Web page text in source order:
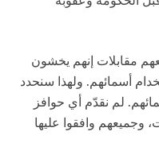
مقابلات إنهم يخشون
أسمائهم. ولهذا سنحدد
لم نقدّم أي حوافز
وجميعهم وافقوا عليها